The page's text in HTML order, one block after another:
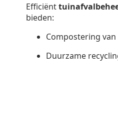
Efficiënt
bieden:
Compostering
Duurzame